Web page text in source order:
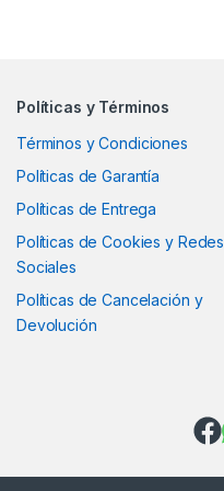
Políticas y Términos
Términos y Condiciones
Políticas de Garantía
Políticas de Entrega
Políticas de Cookies y Redes
Sociales
Políticas de Cancelación y
Devolución